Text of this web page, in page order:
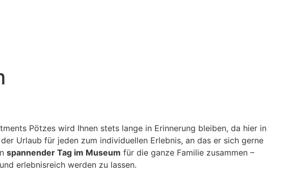
Pötzes wird Ihnen stets lange in Erinnerung bleiben, da hier in
Urlaub für jeden zum individuellen Erlebnis, an das er sich gerne
spannender Tag im Museum für die ganze Familie zusammen –
erlebnisreich werden zu lassen.